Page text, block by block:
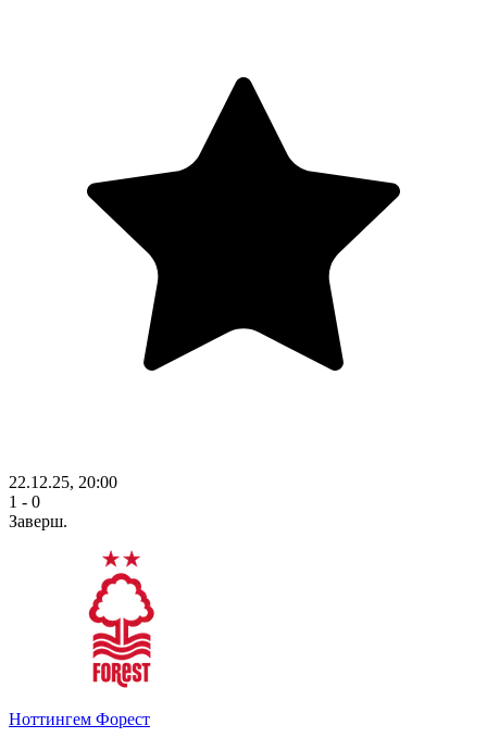
22.12.25, 20:00
1 - 0
Заверш.
Ноттингем Форест